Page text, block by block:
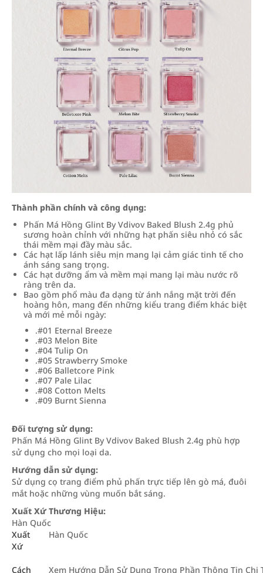
Thành phần chính và công dụng:
Phấn Má Hồng Glint By Vdivov Baked Blush 2.4g phủ
sương hoàn chỉnh với những hạt phấn siêu nhỏ có sắc
thái mềm mại đầy màu sắc.
Các hạt lấp lánh siêu mịn mang lại cảm giác tinh tế cho
ánh sáng sang trọng.
Các hạt dưỡng ẩm và mềm mại mang lại màu nước rõ
ràng trên da.
Bao gồm phổ màu đa dạng từ ánh nắng mặt trời đến
hoàng hôn, mang đến những kiểu trang điểm khác biệt
và mới mẻ mỗi ngày:
.#01 Eternal Breeze
.#03 Melon Bite
.#04 Tulip On
.#05 Strawberry Smoke
.#06 Balletcore Pink
.#07 Pale Lilac
.#08 Cotton Melts
.#09 Burnt Sienna
Đối tượng sử dụng:
Phấn Má Hồng Glint By Vdivov Baked Blush 2.4g phù hợp
sử dụng cho mọi loại da.
Hướng dẫn sử dụng:
Sử dụng cọ trang điểm phủ phấn trực tiếp lên gò má, đuôi
mắt hoặc những vùng muốn bắt sáng.
Xuất Xứ Thương Hiệu:
Hàn Quốc
Xuất
Xứ
Hàn Quốc
Cách Xem Hướng Dẫn Sử Dụng Trong Phần Thông Tin Chi